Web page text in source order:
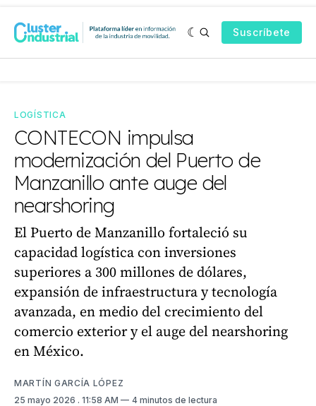
Suscríbete
LOGÍSTICA
CONTECON impulsa
modernización del Puerto de
Manzanillo ante auge del
nearshoring
El Puerto de Manzanillo fortaleció su
capacidad logística con inversiones
superiores a 300 millones de dólares,
expansión de infraestructura y tecnología
avanzada, en medio del crecimiento del
comercio exterior y el auge del nearshoring
en México.
MARTÍN GARCÍA LÓPEZ
25 mayo 2026 . 11:58 AM 4 minutos de lectura